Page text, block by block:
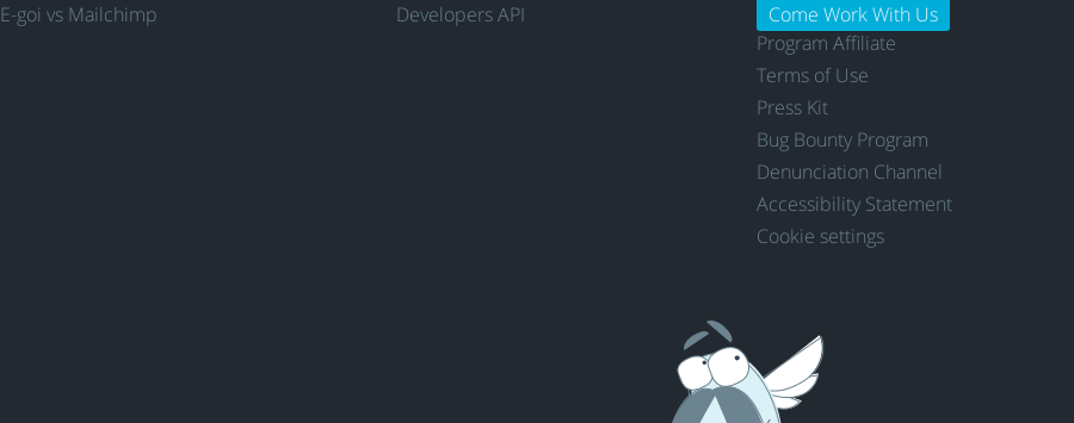
E-goi vs Mailchimp
Developers API
Come Work With Us
Program Affiliate
Terms of Use
Press Kit
Bug Bounty Program
Denunciation Channel
Accessibility Statement
Cookie settings